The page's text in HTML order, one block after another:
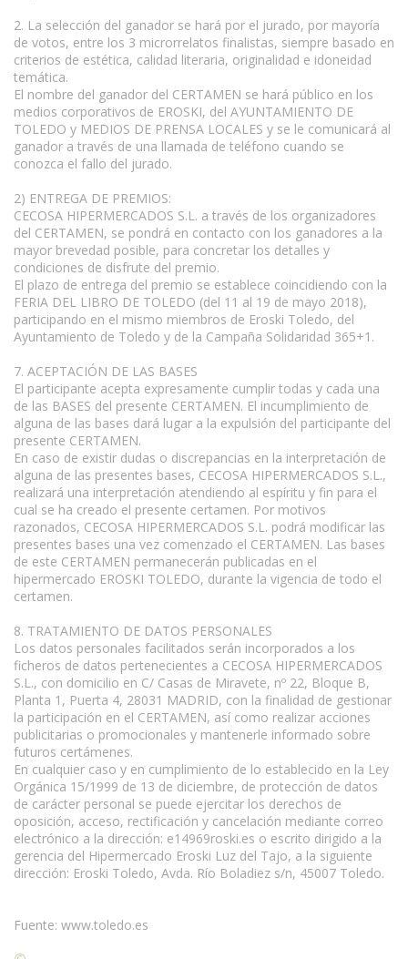
2. La selección del ganador se hará por el jurado, por mayoría
de votos, entre los 3 microrrelatos finalistas, siempre basado en
criterios de estética, calidad literaria, originalidad e idoneidad
temática.
El nombre del ganador del CERTAMEN se hará público en los
medios corporativos de EROSKI, del AYUNTAMIENTO DE
TOLEDO y MEDIOS DE PRENSA LOCALES y se le comunicará al
ganador a través de una llamada de teléfono cuando se
conozca el fallo del jurado.
2) ENTREGA DE PREMIOS:
CECOSA HIPERMERCADOS S.L. a través de los organizadores
del CERTAMEN, se pondrá en contacto con los ganadores a la
mayor brevedad posible, para concretar los detalles y
condiciones de disfrute del premio.
El plazo de entrega del premio se establece coincidiendo con la
FERIA DEL LIBRO DE TOLEDO (del 11 al 19 de mayo 2018),
participando en el mismo miembros de Eroski Toledo, del
Ayuntamiento de Toledo y de la Campaña Solidaridad 365+1.
7. ACEPTACIÓN DE LAS BASES
El participante acepta expresamente cumplir todas y cada una
de las BASES del presente CERTAMEN. El incumplimiento de
alguna de las bases dará lugar a la expulsión del participante del
presente CERTAMEN.
En caso de existir dudas o discrepancias en la interpretación de
alguna de las presentes bases, CECOSA HIPERMERCADOS S.L.,
realizará una interpretación atendiendo al espíritu y fin para el
cual se ha creado el presente certamen. Por motivos
razonados, CECOSA HIPERMERCADOS S.L. podrá modificar las
presentes bases una vez comenzado el CERTAMEN. Las bases
de este CERTAMEN permanecerán publicadas en el
hipermercado EROSKI TOLEDO, durante la vigencia de todo el
certamen.
8. TRATAMIENTO DE DATOS PERSONALES
Los datos personales facilitados serán incorporados a los
ficheros de datos pertenecientes a CECOSA HIPERMERCADOS
S.L., con domicilio en C/ Casas de Miravete, nº 22, Bloque B,
Planta 1, Puerta 4, 28031 MADRID, con la finalidad de gestionar
la participación en el CERTAMEN, así como realizar acciones
publicitarias o promocionales y mantenerle informado sobre
futuros certámenes.
En cualquier caso y en cumplimiento de lo establecido en la Ley
Orgánica 15/1999 de 13 de diciembre, de protección de datos
de carácter personal se puede ejercitar los derechos de
oposición, acceso, rectificación y cancelación mediante correo
electrónico a la dirección: e14969roski.es o escrito dirigido a la
gerencia del Hipermercado Eroski Luz del Tajo, a la siguiente
dirección: Eroski Toledo, Avda. Río Boladiez s/n, 45007 Toledo.
Fuente: www.toledo.es